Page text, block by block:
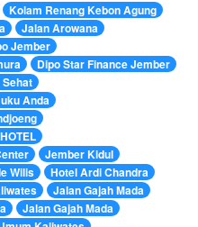
Kolam Renang Kebon Agung
Jalan Arowana
Jember
Dipo Star Finance Jember
Anda
Jember Kidul
Wilis
Hotel Ardi Chandra
Jalan Gajah Mada
Jalan Gajah Mada